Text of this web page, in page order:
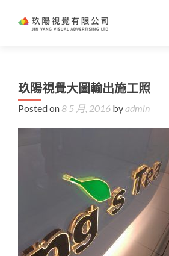
玖陽視覺大圖輸出施工照
Posted on 8 5 月, 2016 byadmin